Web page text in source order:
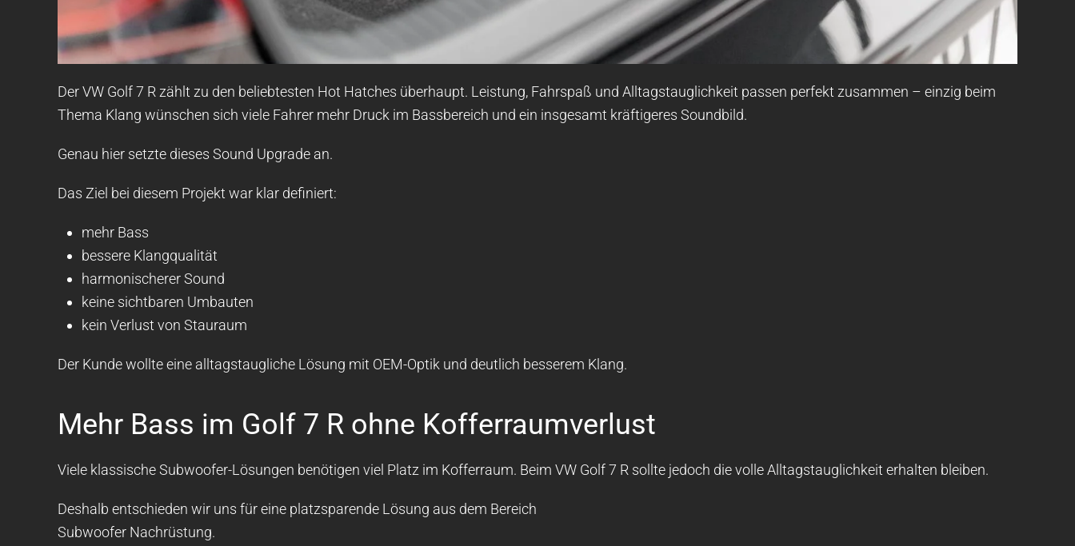
Der VW Golf 7 R zählt zu den beliebtesten Hot Hatches überhaupt. Leistung, Fahrspaß und Alltagstauglichkeit passen perfekt zusammen – einzig beim
Thema Klang wünschen sich viele Fahrer mehr Druck im Bassbereich und ein insgesamt kräftigeres Soundbild.
Genau hier setzte dieses Sound Upgrade an.
Das Ziel bei diesem Projekt war klar definiert:
mehr Bass
bessere Klangqualität
harmonischerer Sound
keine sichtbaren Umbauten
kein Verlust von Stauraum
Der Kunde wollte eine alltagstaugliche Lösung mit OEM-Optik und deutlich besserem Klang.
Mehr Bass im Golf 7 R ohne Kofferraumverlust
Viele klassische Subwoofer-Lösungen benötigen viel Platz im Kofferraum. Beim VW Golf 7 R sollte jedoch die volle Alltagstauglichkeit erhalten bleiben.
Deshalb entschieden wir uns für eine platzsparende Lösung aus dem Bereich
Subwoofer Nachrüstung.